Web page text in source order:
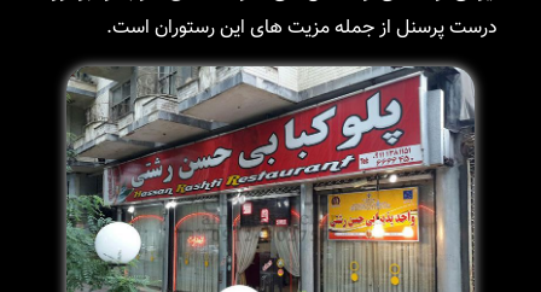
درست پرسنل از جمله مزیت های این رستوران است.